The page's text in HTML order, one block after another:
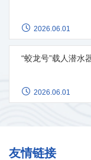
2026.06.01
“蛟龙号”载人潜水
2026.06.01
友情链接